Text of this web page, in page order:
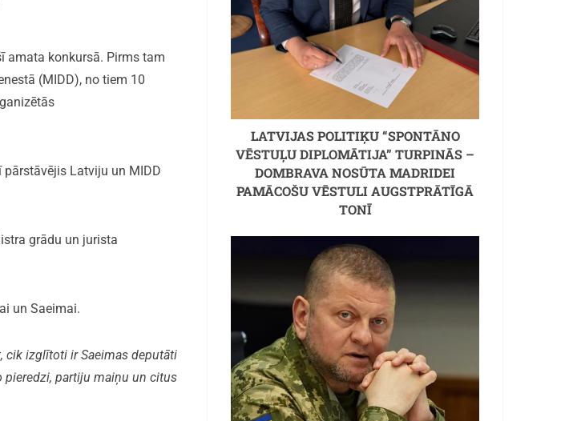
amata konkursā. Pirms tam
(MIDD), no tiem 10
Latviju un MIDD
grādu un jurista
un Saeimai.
cik izglītoti ir Saeimas deputāti
partiju maiņu un citus
LATVIJAS POLITIĶU “SPONTĀNO
VĒSTUĻU DIPLOMĀTIJA” TURPINĀS –
DOMBRAVA NOSŪTA MADRIDEI
PAMĀCOŠU VĒSTULI AUGSTPRĀTĪGĀ
TONĪ